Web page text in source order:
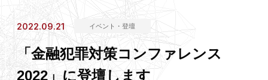
2022.09.21 イベント・登壇
「金融犯罪対策コンファレンス
2022」に登壇します